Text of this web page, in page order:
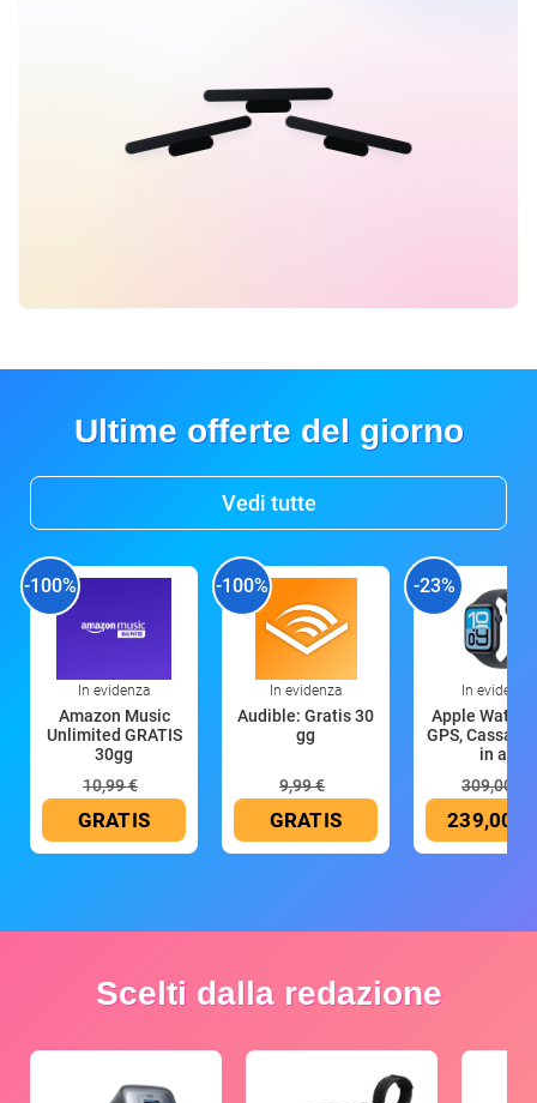
Ultime offerte del giorno
Vedi tutte
-100%
In evidenza
Amazon Music
Unlimited GRATIS
30gg
10,99 €
GRATIS
-100%
In evidenza
Audible: Gratis 30
gg
9,99 €
GRATIS
-23%
In evidenza
Apple Watch
GPS, Cassa
in all
309,00 €
239,00 €
Scelti dalla redazione